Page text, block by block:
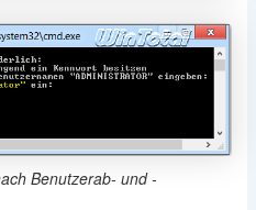
Benutzerab- und -